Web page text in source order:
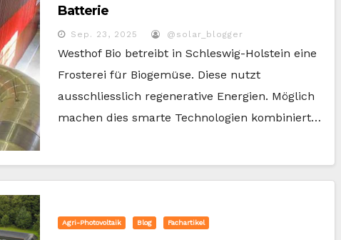
Batterie
Sep. 23, 2025 @solar_blogger
Westhof Bio betreibt in Schleswig-Holstein eine
Frosterei für Biogemüse. Diese nutzt
ausschliesslich regenerative Energien. Möglich
machen dies smarte Technologien kombiniert…
Agri-Photovoltaik Blog Fachartikel